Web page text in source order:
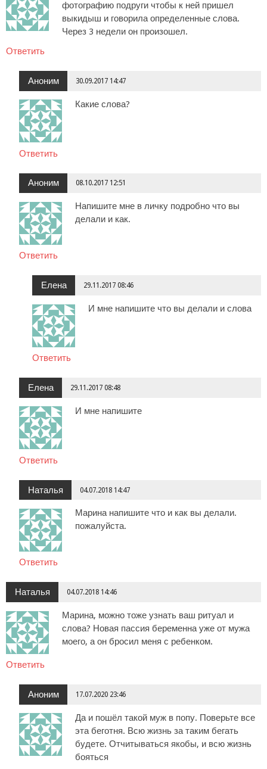
фотографию подруги чтобы к ней пришел
выкидыш и говорила определенные слова.
Через 3 недели он произошел.
Ответить
Аноним 30.09.2017 14:47
Какие слова?
Ответить
Аноним 08.10.2017 12:51
Напишите мне в личку подробно что вы
делали и как.
Ответить
Елена 29.11.2017 08:46
И мне напишите что вы делали и слова
Ответить
Елена 29.11.2017 08:48
И мне напишите
Ответить
Наталья 04.07.2018 14:47
Марина напишите что и как вы делали.
пожалуйста.
Ответить
Наталья 04.07.2018 14:46
Марина, можно тоже узнать ваш ритуал и
слова? Новая пассия беременна уже от мужа
моего, а он бросил меня с ребенком.
Ответить
Аноним 17.07.2020 23:46
Да и пошёл такой муж в попу. Поверьте все
эта беготня. Всю жизнь за таким бегать
будете. Отчитываться якобы, и всю жизнь
бояться